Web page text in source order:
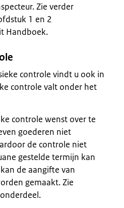
Zie verder
1 en 2
Handboek.
controle vindt u ook in
controle valt onder het
controle wenst over te
goederen niet
de controle niet
gestelde termijn kan
de aangifte van
gemaakt. Zie